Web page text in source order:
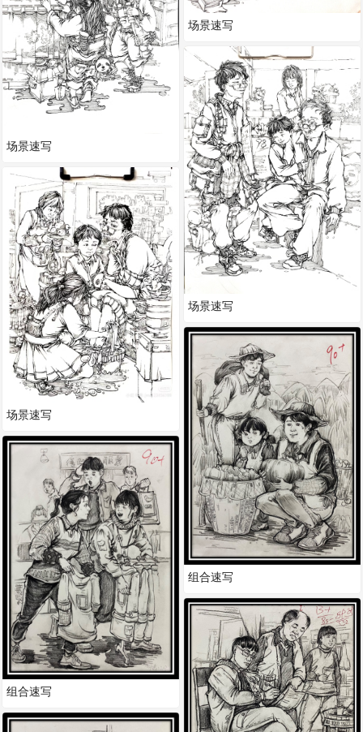
场景速写
场景速写
组合速写
场景速写
场景速写
组合速写